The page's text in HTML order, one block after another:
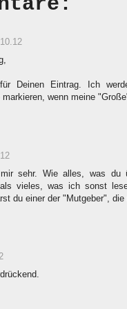
Deinen Eintrag. Ich
markieren, wenn meine
sehr. Wie alles, was du
vieles, was ich sonst
du einer der "Mutgeber",